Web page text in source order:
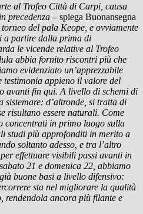
al Trofeo Città di Carpi, causa
precedenza – spiega Buonansegna
del pala Keope, e ovviamente
a partire dalla prima di
le vicende relative al Trofeo
abbia fornito riscontri più che
evidenziato un’apprezzabile
testimonia appieno il valore del
avanti fin qui. A livello di schemi di
sistemare: d’altronde, si tratta di
risultano essere naturali. Come
concentrati in primo luogo sulla
studi più approfonditi in merito a
soltanto adesso, e tra l’altro
effettuare visibili passi avanti in
21 e domenica 22, abbiamo
buone basi a livello difensivo:
sta nel migliorare la qualità
rendendola ancora più filante e